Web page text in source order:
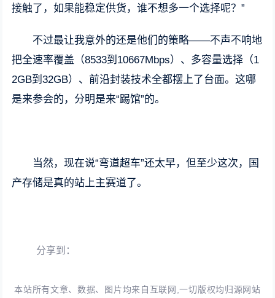
接触了，如果能稳定供货，谁不想多一个选择呢？”
不过最让我意外的还是他们的策略——不声不响地
把全速率覆盖（8533到10667Mbps）、多容量选择（1
2GB到32GB）、前沿封装技术全都摆上了台面。这哪
是来参会的，分明是来“踢馆”的。
当然，现在说“弯道超车”还太早，但至少这次，国
产存储是真的站上主赛道了。
分享到：
本站所有文章、数据、图片均来自互联网,一切版权均归源网站